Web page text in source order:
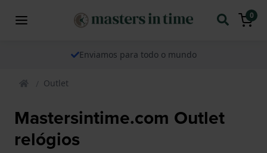
0
Enviamos para todo o mundo
Outlet
Mastersintime.com Outlet
relógios